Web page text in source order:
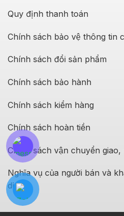
Quy định thanh toán
Chính sách bảo vệ thông tin
Chính sách đổi sản phẩm
Chính sách bảo hành
Chính sách kiểm hàng
Chính sách hoàn tiền
Chính sách vận chuyển giao,
Nghĩa vụ của người bán và
dịch